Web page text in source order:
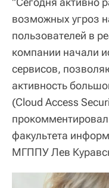
возможных угроз
пользователей в
компании начали
сервисов,
активность
(Cloud Access
факультета
МГППУ Лев